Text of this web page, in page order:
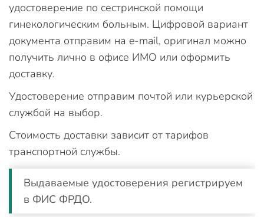
удостоверение по сестринской помощи
гинекологическим больным. Цифровой вариант
документа отправим на e-mail, оригинал можно
получить лично в офисе ИМО или оформить
доставку.
Удостоверение отправим почтой или курьерской
службой на выбор.
Стоимость доставки зависит от тарифов
транспортной службы.
Выдаваемые удостоверения регистрируем
в ФИС ФРДО.